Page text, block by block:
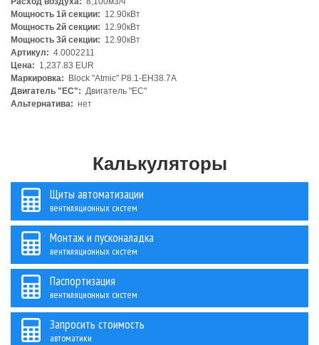
Мощность 1й секции: 12.90кВт
Мощность 2й секции: 12.90кВт
Мощность 3й секции: 12.90кВт
Артикул: 4.0002211
Цена: 1,237.83 EUR
Маркировка:
Block "Atmic" P8.1-EH38.7A
Двигатель "ЕС": Двигатель "ЕС"
Альтернатива: нет
Калькуляторы
Щиты автоматизации
вентиляционных систем
Монтаж и пусконаладка
вентиляционных систем
Паспортизация
вентиляционных систем
Запросить стоимость
автоматики